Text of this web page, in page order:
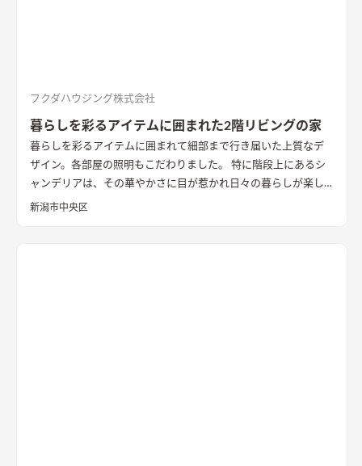
フクダハウジング株式会社
暮らしを彩るアイテムに囲まれた2階リビングの家
暮らしを彩るアイテムに囲まれて細部まで行き届いた上質なデ
ザイン。各部屋の照明もこだわりました。 特に階段上にあるシ
ャンデリアは、その華やかさに目が惹かれ日々の暮らしが楽し
くなります。 寝室は、アクセントクロスと間接照明で落ち着い
新潟市中央区